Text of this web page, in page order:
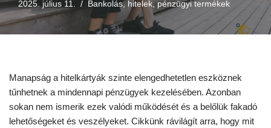
2025. július 11. Bankolás, hitelek, pénzügyi termékek
Manapság a hitelkártyák szinte elengedhetetlen eszköznek
tűnhetnek a mindennapi pénzügyek kezelésében. Azonban
sokan nem ismerik ezek valódi működését és a belőlük fakadó
lehetőségeket és veszélyeket. Cikkünk rávilágít arra, hogy mit